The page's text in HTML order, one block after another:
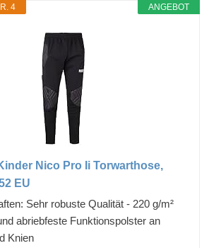
ANGEBOT
4
Nico Pro Ii Torwarthose,
EU
Sehr robuste Qualität - 220 g/m²
abriebfeste Funktionspolster an
Knien